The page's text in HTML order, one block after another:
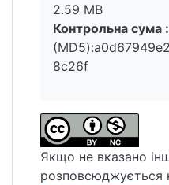
2.59 MB
Контрольна сума :
8c26f
Якщо не вказано
розповсюджується